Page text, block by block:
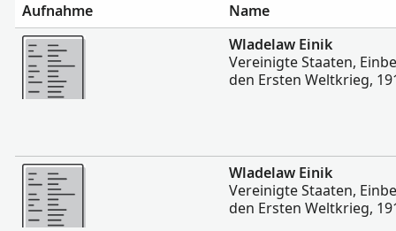
Aufnahme
Name
Mehr
Wladelaw Einik
Vereinigte Staaten,
den Ersten Weltkrieg,
Mehr
Wladelaw Einik
Vereinigte Staaten,
den Ersten Weltkrieg,